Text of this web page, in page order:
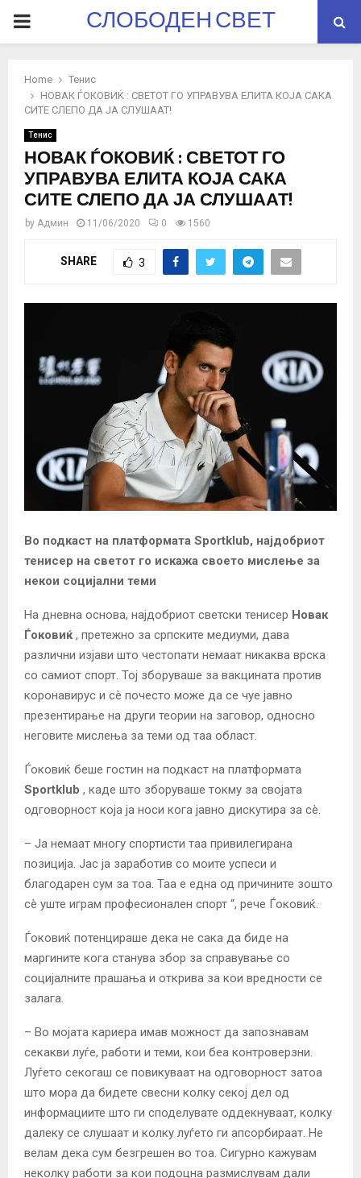
PRIMARYСЛОБОДЕН СВЕТ
Home
Тенис
НОВАК ЃОКОВИЌ : СВЕТОТ ГО УПРАВУВА ЕЛИТА КОЈА САКА
СИТЕ СЛЕПО ДА ЈА СЛУШААТ!
Тенис
НОВАК ЃОКОВИЌ : СВЕТОТ ГО
УПРАВУВА ЕЛИТА КОЈА САКА
СИТЕ СЛЕПО ДА ЈА СЛУШААТ!
by Админ 11/06/2020 0 1560
SHARE 3
Во подкаст на платформата Sportklub, најдобриот
тенисер на светот го искажа своето мислење за
некои социјални теми
На дневна основа, најдобриот светски тенисер Новак
Ѓоковиќ, претежно за српските медиуми, дава
различни изјави што честопати немаат никаква врска
со самиот спорт. Тој зборуваше за вакцината против
коронавирус и сè почесто може да се чуе јавно
презентирање на други теории на заговор, односно
неговите мислења за теми од таа област.
Ѓоковиќ беше гостин на подкаст на платформата
Sportklub , каде што зборуваше токму за својата
одговорност која ја носи кога јавно дискутира за сè.
– Ја немаат многу спортисти таа привилегирана
позиција. Јас ја заработив со моите успеси и
благодарен сум за тоа. Таа е една од причините зошто
сè уште играм професионален спорт “, рече Ѓоковиќ.
Ѓоковиќ потенцираше дека не сака да биде на
маргините кога станува збор за справување со
социјалните прашања и открива за кои вредности се
залага.
– Во мојата кариера имав можност да запознавам
секакви луѓе, работи и теми, кои беа контроверзни.
Луѓето секогаш се повикуваат на одговорност затоа
што мора да бидете свесни колку секој дел од
информациите што ги споделувате оддекнуваат, колку
далеку се слушаат и колку луѓето ги апсорбираат. Не
велам дека сум безгрешен во тоа. Сигурно кажувам
неколку работи за кои подоцна размислувам дали